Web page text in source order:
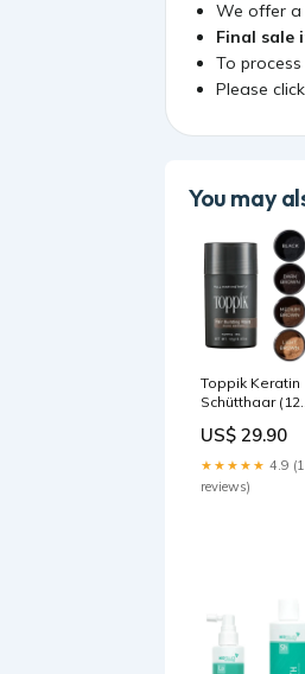
We offer a
Final sale
To
Please
You may
Toppik Keratin
Schütthaar (12
Toebehoren
US$ 29.90
★★★★★ 4.9
reviews)